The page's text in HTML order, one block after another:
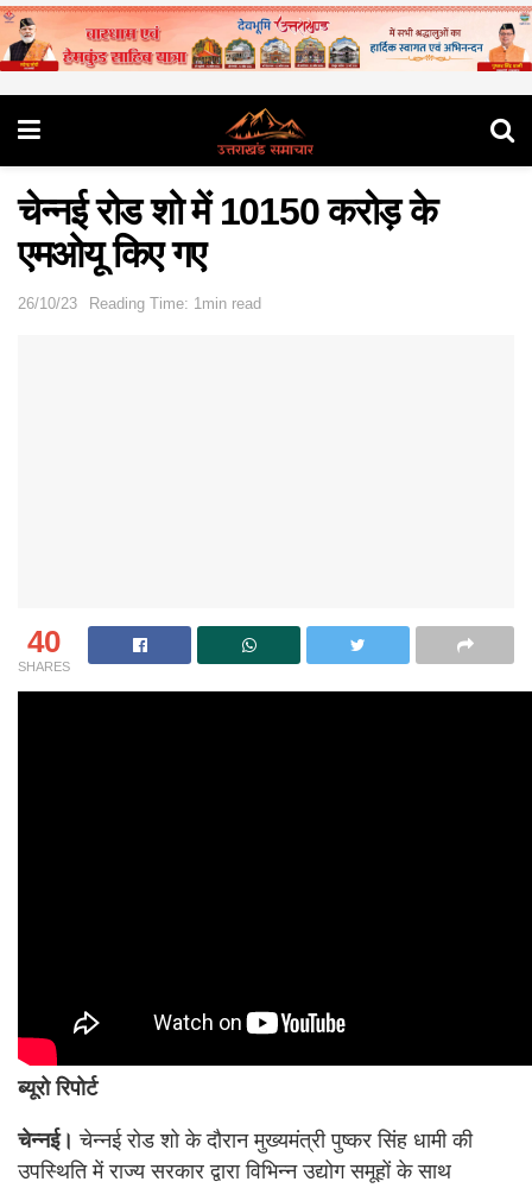
चेन्नई रोड शो में 10150 करोड़ के
एमओयू किए गए
26/10/23 Reading Time: 1min read
40
SHARES
ब्यूरो रिपोर्ट
चेन्नई। चेन्नई रोड शो के दौरान मुख्यमंत्री पुष्कर सिंह धामी की
उपस्थिति में राज्य सरकार द्वारा विभिन्न उद्योग समूहों के साथ